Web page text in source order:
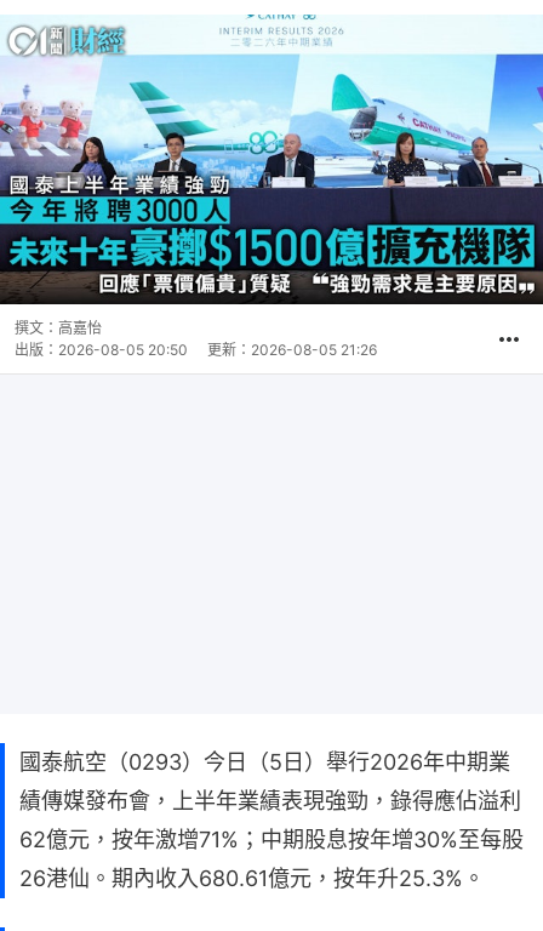
撰文： 高嘉怡
出版： 2026-08-05 20:50 更新： 2026-08-05 21:26
國泰航空（0293）今日（5日）舉行2026年中期業
績傳媒發布會，上半年業績表現強勁，錄得應佔溢利
62億元，按年激增71%；中期股息按年增30%至每股
26港仙。期內收入680.61億元，按年升25.3%。